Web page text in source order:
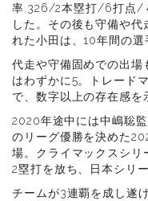
率.326/2本塁打/6打点/
した。その後も守備や
れた小田は、10年間の
代走や守備固めでの出場
はわずかに5。トレード
で、数字以上の存在感を
2020年途中には中嶋聡
のリーグ優勝を決めた
場。クライマックスシリ
2塁打を放ち、日本シリ
チームが3連覇を成し遂